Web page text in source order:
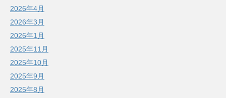
2026年4月
2026年3月
2026年1月
2025年11月
2025年10月
2025年9月
2025年8月